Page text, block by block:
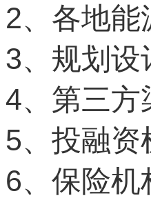
2、各地
3、规划设
4、第三
5、投融资
6、保险机